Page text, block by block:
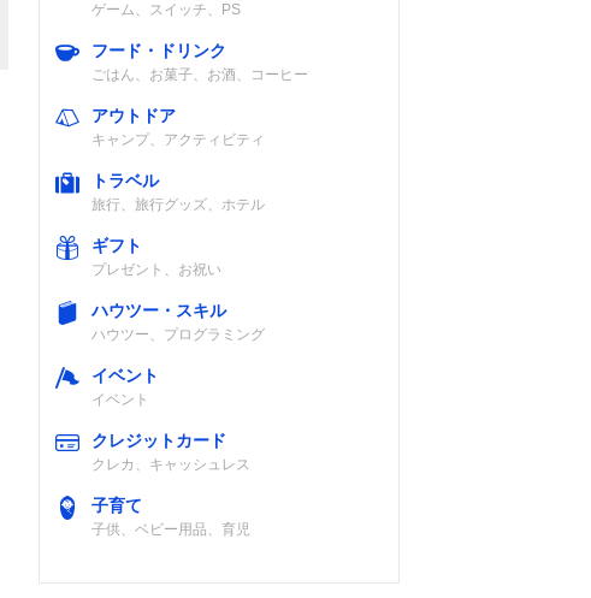
ゲーム、スイッチ、PS
フード・ドリンク
ごはん、お菓子、お酒、コーヒー
アウトドア
キャンプ、アクティビティ
トラベル
旅行、旅行グッズ、ホテル
ギフト
プレゼント、お祝い
ハウツー・スキル
ハウツー、プログラミング
イベント
イベント
クレジットカード
クレカ、キャッシュレス
子育て
子供、ベビー用品、育児